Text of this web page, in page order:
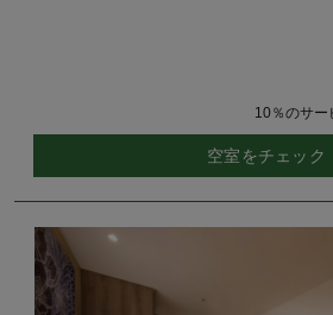
10％のサー
空室をチェック